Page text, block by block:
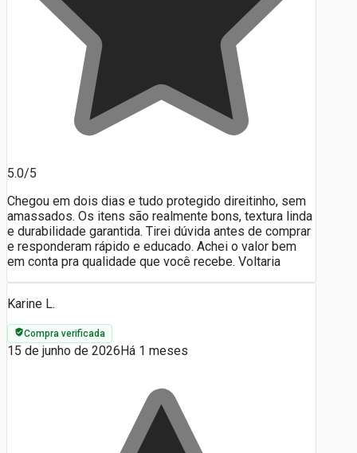
5.0/5
Chegou em dois dias e tudo protegido direitinho, sem
amassados. Os itens são realmente bons, textura linda
e durabilidade garantida. Tirei dúvida antes de comprar
e responderam rápido e educado. Achei o valor bem
em conta pra qualidade que você recebe. Voltaria
Karine L.
Compra verificada
15 de junho de 2026Há 1 meses